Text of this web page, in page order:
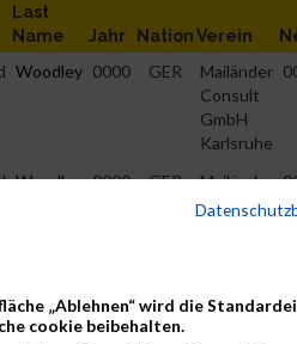
Last
Name
Jahr NationVerein
Woodley 0000 GER
Mailänder
Consult
GmbH
Karlsruhe
Woodley 0000 GER
Mailänder
Consult
Consult
„Ablehnen“ wird die
cookie beibehalten.